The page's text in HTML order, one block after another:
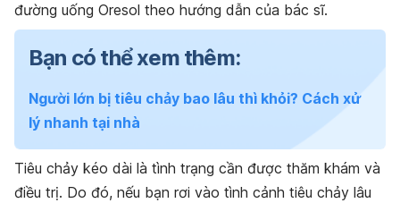
đường uống Oresol theo hướng dẫn của bác sĩ.
Bạn có thể xem thêm:
Người lớn bị tiêu chảy bao lâu thì khỏi? Cách xử
lý nhanh tại nhà
Tiêu chảy kéo dài là tình trạng cần được thăm khám và
điều trị. Do đó, nếu bạn rơi vào tình cảnh tiêu chảy lâu